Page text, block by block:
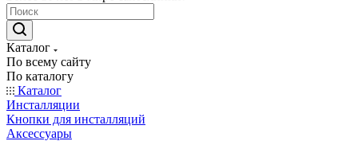
Каталог
По всему сайту
По каталогу
Каталог
Инсталляции
Кнопки для инсталляций
Аксессуары